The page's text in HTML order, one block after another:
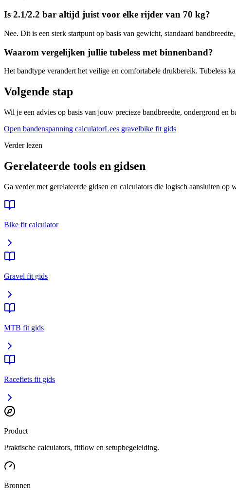
Is 2.1/2.2 bar altijd juist voor elke rijder van 70 kg?
Nee. Dit is een sterk startpunt op basis van gewicht, standaard
Waarom vergelijken jullie tubeless met binnenband?
Het bandtype verandert het veilige en comfortabele drukbereik. Tubeless
Volgende stap
Wil je een advies op basis van jouw precieze bandbreedte, ondergrond en
Open bandenspanning calculatorLees gravelbike fit gids
Verder lezen
Gerelateerde tools en gidsen
Ga verder met gerelateerde gidsen en calculators die logisch aansluiten op
Bike fit calculator
Gravel fit gids
MTB fit gids
Racefiets fit gids
Product
Praktische calculators, fitflow en setupbegeleiding.
Bronnen